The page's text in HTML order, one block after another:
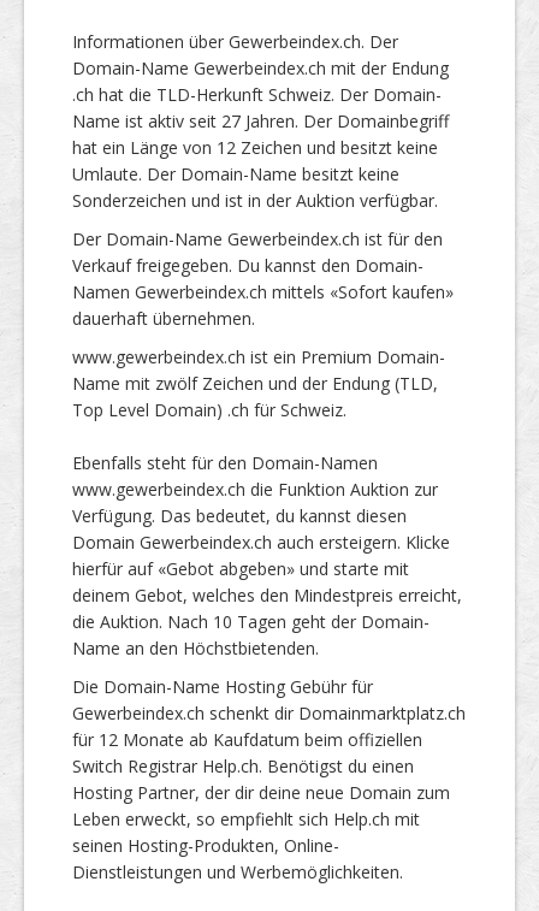
Informationen über Gewerbeindex.ch. Der
Domain-Name Gewerbeindex.ch mit der Endung
.ch hat die TLD-Herkunft Schweiz. Der Domain-
Name ist aktiv seit 27 Jahren. Der Domainbegriff
hat ein Länge von 12 Zeichen und besitzt keine
Umlaute. Der Domain-Name besitzt keine
Sonderzeichen und ist in der Auktion verfügbar.
Der Domain-Name Gewerbeindex.ch ist für den
Verkauf freigegeben. Du kannst den Domain-
Namen Gewerbeindex.ch mittels «Sofort kaufen»
dauerhaft übernehmen.
www.gewerbeindex.ch ist ein Premium Domain-
Name mit zwölf Zeichen und der Endung (TLD,
Top Level Domain) .ch für Schweiz.
Ebenfalls steht für den Domain-Namen
www.gewerbeindex.ch die Funktion Auktion zur
Verfügung. Das bedeutet, du kannst diesen
Domain Gewerbeindex.ch auch ersteigern. Klicke
hierfür auf «Gebot abgeben» und starte mit
deinem Gebot, welches den Mindestpreis erreicht,
die Auktion. Nach 10 Tagen geht der Domain-
Name an den Höchstbietenden.
Die Domain-Name Hosting Gebühr für
Gewerbeindex.ch schenkt dir Domainmarktplatz.ch
für 12 Monate ab Kaufdatum beim offiziellen
Switch Registrar Help.ch. Benötigst du einen
Hosting Partner, der dir deine neue Domain zum
Leben erweckt, so empfiehlt sich Help.ch mit
seinen Hosting-Produkten, Online-
Dienstleistungen und Werbemöglichkeiten.